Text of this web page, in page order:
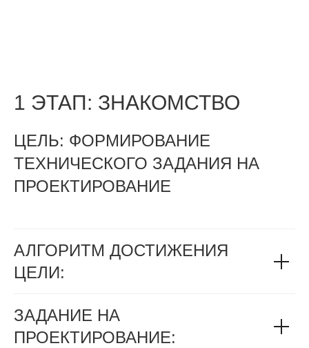
1 ЭТАП: ЗНАКОМСТВО
ЦЕЛЬ: ФОРМИРОВАНИЕ
ТЕХНИЧЕСКОГО ЗАДАНИЯ НА
ПРОЕКТИРОВАНИЕ
АЛГОРИТМ ДОСТИЖЕНИЯ
ЦЕЛИ:
ЗАДАНИЕ НА
ПРОЕКТИРОВАНИЕ: